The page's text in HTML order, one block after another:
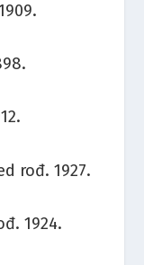
rođ. 1927.
1924.